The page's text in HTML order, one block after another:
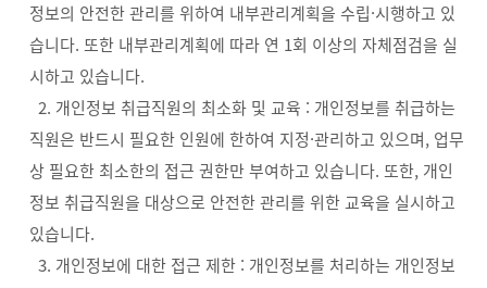
정보의 안전한 관리를 위하여 내부관리계획을 수립·시행하고 있
습니다. 또한 내부관리계획에 따라 연 1회 이상의 자체점검을 실
시하고 있습니다.
2. 개인정보 취급직원의 최소화 및 교육 : 개인정보를 취급하는
직원은 반드시 필요한 인원에 한하여 지정·관리하고 있으며, 업무
상 필요한 최소한의 접근 권한만 부여하고 있습니다. 또한, 개인
정보 취급직원을 대상으로 안전한 관리를 위한 교육을 실시하고
있습니다.
3. 개인정보에 대한 접근 제한 : 개인정보를 처리하는 개인정보